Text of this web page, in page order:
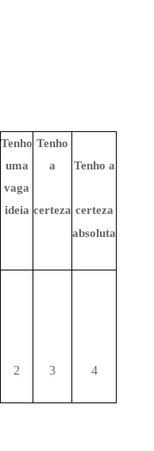
Tenho
uma
Tenho
a
Tenho a
vaga
ideia certeza certeza
absoluta
2 3 4